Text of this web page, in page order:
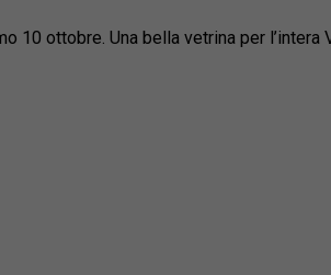
10 ottobre. Una bella vetrina per l’intera